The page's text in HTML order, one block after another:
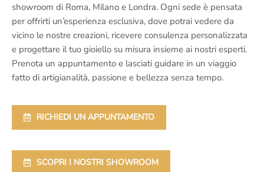
showroom di Roma, Milano e Londra. Ogni sede è pensata
per offrirti un’esperienza esclusiva, dove potrai vedere da
vicino le nostre creazioni, ricevere consulenza personalizzata
e progettare il tuo gioiello su misura insieme ai nostri esperti.
Prenota un appuntamento e lasciati guidare in un viaggio
fatto di artigianalità, passione e bellezza senza tempo.
RICHIEDI UN APPUNTAMENTO
SCOPRI I NOSTRI SHOWROOM